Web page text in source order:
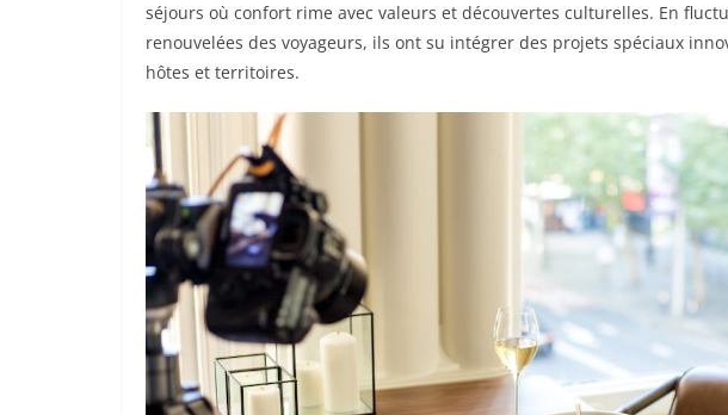
séjours où confort rime avec valeurs et découvertes culturelles. En
renouvelées des voyageurs, ils ont su intégrer des projets spéciaux
hôtes et territoires.